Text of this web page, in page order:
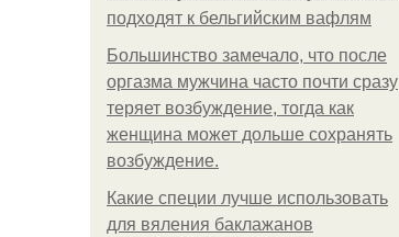
подходят к бельгийским вафлям
Большинство замечало, что после
оргазма мужчина часто почти сразу
теряет возбуждение, тогда как
женщина может дольше сохранять
возбуждение.
Какие специи лучше использовать
для вяления баклажанов